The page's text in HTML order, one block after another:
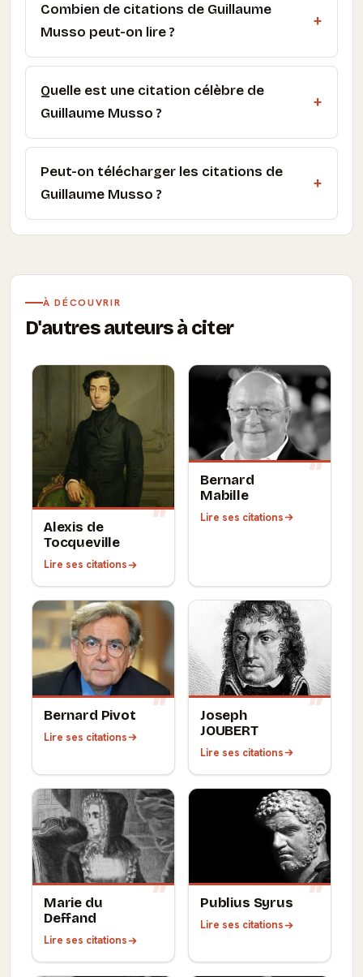
Combien de citations de Guillaume
Musso peut-on lire ?
Quelle est une citation célèbre de
Guillaume Musso ?
Peut-on télécharger les citations de
Guillaume Musso ?
À DÉCOUVRIR
D'autres auteurs à citer
Alexis de
Tocqueville
Lire ses citations
Bernard
Mabille
Lire ses citations
Bernard Pivot
Lire ses citations
Joseph
JOUBERT
Lire ses citations
Marie du
Deffand
Lire ses citations
Publius Syrus
Lire ses citations